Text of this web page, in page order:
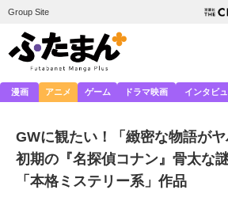
Group Site
漫画 アニメ ゲーム ドラマ映画 インタビ
GWに観たい！「緻密な物語が
初期の『名探偵コナン』骨太な
「本格ミステリー系」作品